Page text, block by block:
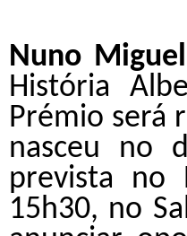
Nuno
História
Prémio será
nasceu no
prevista no
15h30, no